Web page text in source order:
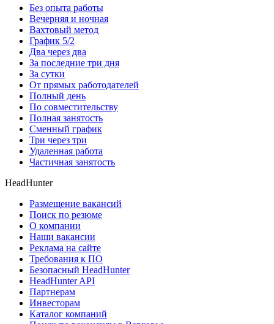
Без опыта работы
Вечерняя и ночная
Вахтовый метод
График 5/2
Два через два
За последние три дня
За сутки
От прямых работодателей
Полный день
По совместительству
Полная занятость
Сменный график
Три через три
Удаленная работа
Частичная занятость
HeadHunter
Размещение вакансий
Поиск по резюме
О компании
Наши вакансии
Реклама на сайте
Требования к ПО
Безопасный HeadHunter
HeadHunter API
Партнерам
Инвесторам
Каталог компаний